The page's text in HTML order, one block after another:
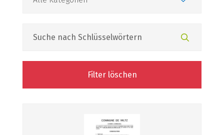
Filter löschen